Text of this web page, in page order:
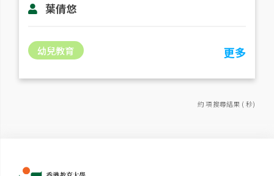
葉倩悠
幼兒教育 更多
約 項搜尋結果 ( 秒)